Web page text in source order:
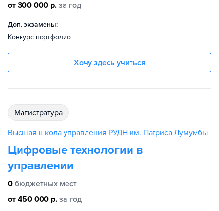
от 300 000 р. за год
Доп. экзамены:
Конкурс портфолио
Хочу здесь учиться
магистратура
Высшая школа управления РУДН им. Патриса Лумумбы
Цифровые технологии в
управлении
0 бюджетных мест
от 450 000 р. за год